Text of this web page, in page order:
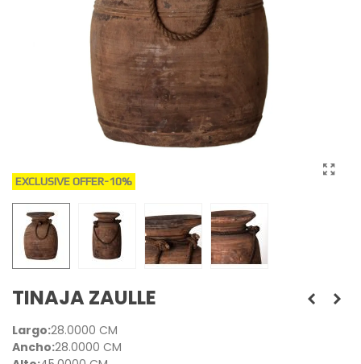
EXCLUSIVE OFFER-10%
TINAJA ZAULLE
Largo:28.0000 CM
Ancho:28.0000 CM